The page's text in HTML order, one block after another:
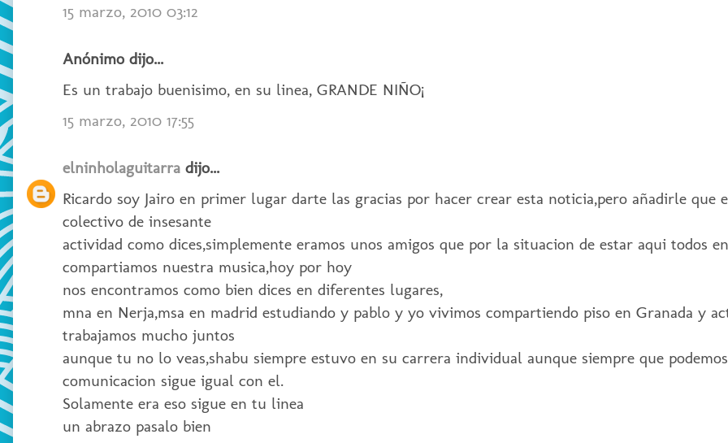
15 marzo, 2010 03:12
Anónimo dijo...
Es un trabajo buenisimo, en su linea, GRANDE NIÑO¡
15 marzo, 2010 17:55
elninholaguitarra dijo...
Ricardo soy Jairo en primer lugar darte las gracias por hacer crear esta noticia,pero añadirle que
colectivo de insesante
actividad como dices,simplemente eramos unos amigos que por la situacion de estar aqui todos
compartiamos nuestra musica,hoy por hoy
nos encontramos como bien dices en diferentes lugares,
mna en Nerja,msa en madrid estudiando y pablo y yo vivimos compartiendo piso en Granada y
trabajamos mucho juntos
aunque tu no lo veas,shabu siempre estuvo en su carrera individual aunque siempre que
comunicacion sigue igual con el.
Solamente era eso sigue en tu linea
un abrazo pasalo bien